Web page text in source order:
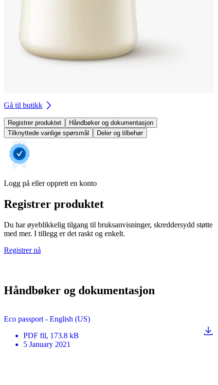
Gå til butikk
Registrer produktet
Håndbøker og dokumentasjon
Tilknyttede vanlige spørsmål
Deler og tilbehør
Logg på eller opprett en konto
Registrer produktet
Du har øyeblikkelig tilgang til bruksanvisninger, skreddersydd støtte
med mer. I tillegg er det raskt og enkelt.
Registrer nå
Håndbøker og dokumentasjon
Eco passport - English (US)
PDF fil, 173.8 kB
5 January 2021